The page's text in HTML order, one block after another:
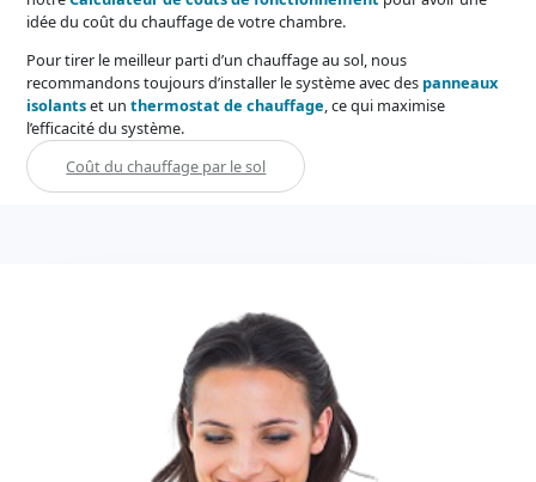
idée du coût du chauffage de votre chambre.
Pour tirer le meilleur parti d’un chauffage au sol, nous
recommandons toujours d’installer le système avec des panneaux
isolantset unthermostat de chauffage, ce qui maximise
l’efficacité du système.
Coût du chauffage par le sol